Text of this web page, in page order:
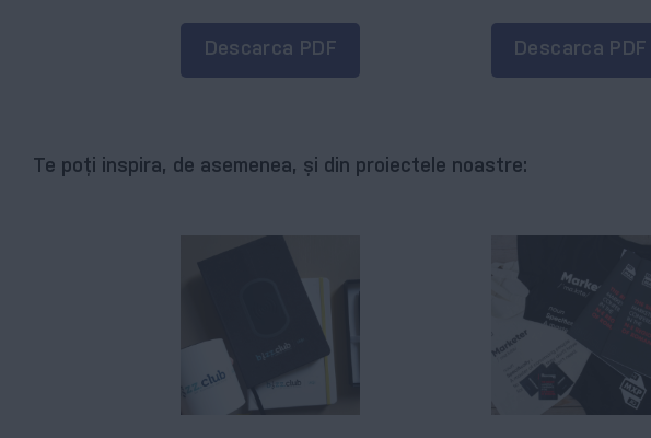
Descarca PDF Descarca PDF
Te poți inspira, de asemenea, și din proiectele noastre: